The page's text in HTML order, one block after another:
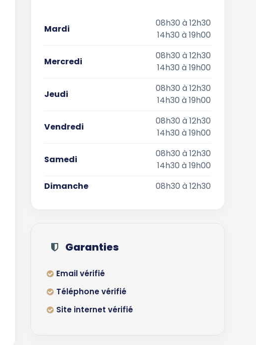
Mardi
08h30 à 12h30
14h30 à 19h00
Mercredi
08h30 à 12h30
14h30 à 19h00
Jeudi
08h30 à 12h30
14h30 à 19h00
Vendredi
08h30 à 12h30
14h30 à 19h00
Samedi
08h30 à 12h30
14h30 à 19h00
Dimanche
08h30 à 12h30
Garanties
Email vérifié
Téléphone vérifié
Site internet vérifié